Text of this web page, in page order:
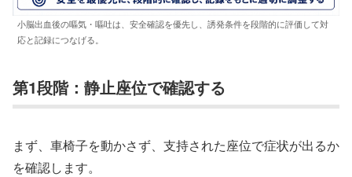
小脳出血後の嘔気・嘔吐は、安全確認を優先し、誘発条件を段階的に評価して対
応と記録につなげる。
第1段階：静止座位で確認する
まず、車椅子を動かさず、支持された座位で症状が出るか
を確認します。